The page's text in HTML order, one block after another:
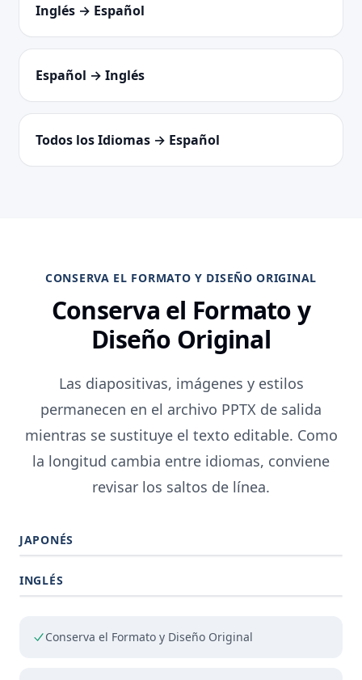
Inglés → Español
Español → Inglés
Todos los Idiomas → Español
CONSERVA EL FORMATO Y DISEÑO ORIGINAL
Conserva el Formato y
Diseño Original
Las diapositivas, imágenes y estilos
permanecen en el archivo PPTX de salida
mientras se sustituye el texto editable. Como
la longitud cambia entre idiomas, conviene
revisar los saltos de línea.
JAPONÉS
INGLÉS
Conserva el Formato y Diseño Original